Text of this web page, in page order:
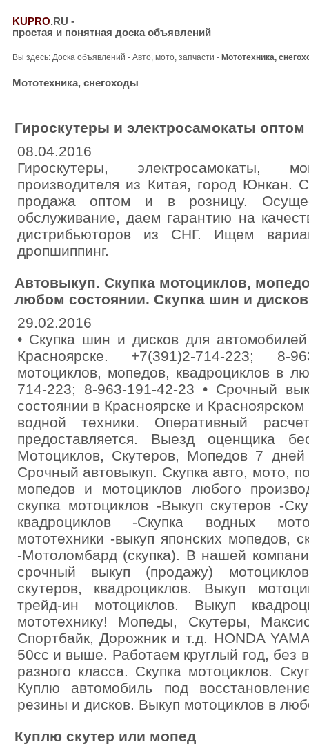
KUPRO.RU -
простая и понятная доска объявлений
Вы здесь: Доска объявлений - Авто, мото, запчасти - Мототехника,
Мототехника, снегоходы
Гироскутеры и электросамокаты оптом
08.04.2016
Гироскутеры, электросамокаты,
производителя из Китая, город Юнкан.
продажа оптом и в розницу.
обслуживание, даем гарантию на
дистрибьюторов из СНГ. Ищем
дропшиппинг.
Автовыкуп. Скупка мотоциклов,
любом состоянии. Скупка шин и
29.02.2016
• Скупка шин и дисков для
Красноярске. +7(391)2-714-223; 8-
мотоциклов, мопедов, квадроциклов в
714-223; 8-963-191-42-23 • Срочный
состоянии в Красноярске и
водной техники. Оперативный
предоставляется. Выезд оценщика
Мотоциклов, Скутеров, Мопедов 7
Срочный автовыкуп. Скупка авто, мото,
мопедов и мотоциклов любого
скупка мотоциклов -Выкуп скутеров -
квадроциклов -Скупка водных
мототехники -выкуп японских мопедов,
-Мотоломбард (скупка). В нашей
срочный выкуп (продажу)
скутеров, квадроциклов. Выкуп
трейд-ин мотоциклов. Выкуп
мототехнику! Мопеды, Скутеры,
Спортбайк, Дорожник и т.д. HONDA
50сс и выше. Работаем круглый год, без
разного класса. Скупка мотоциклов.
Куплю автомобиль под
резины и дисков. Выкуп мотоциклов в
Куплю скутер или мопед